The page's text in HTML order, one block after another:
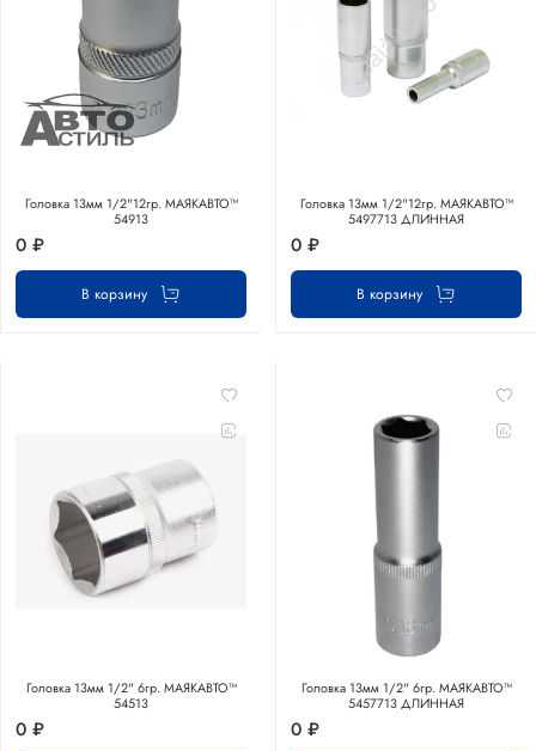
Головка 13мм 1/2"12гр. МАЯКАВТО™
54913
0 ₽
В корзину
Головка 13мм 1/2"12гр. МАЯКАВТО™
5497713 ДЛИННАЯ
0 ₽
В корзину
Головка 13мм 1/2" 6гр. МАЯКАВТО™
54513
0 ₽
Головка 13мм 1/2" 6гр. МАЯКАВТО™
5457713 ДЛИННАЯ
0 ₽